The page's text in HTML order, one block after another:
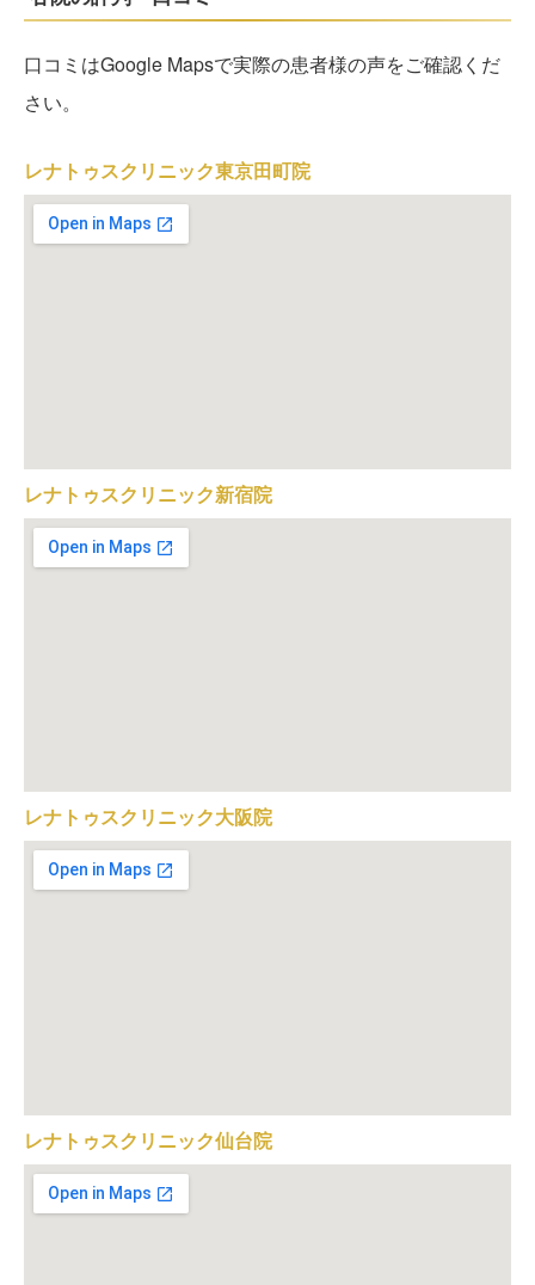
口コミはGoogle Mapsで実際の患者様の声をご確認くだ
さい。
レナトゥスクリニック東京田町院
レナトゥスクリニック新宿院
レナトゥスクリニック大阪院
レナトゥスクリニック仙台院